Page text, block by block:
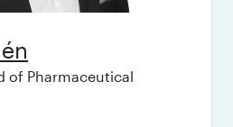
of Pharmaceutical